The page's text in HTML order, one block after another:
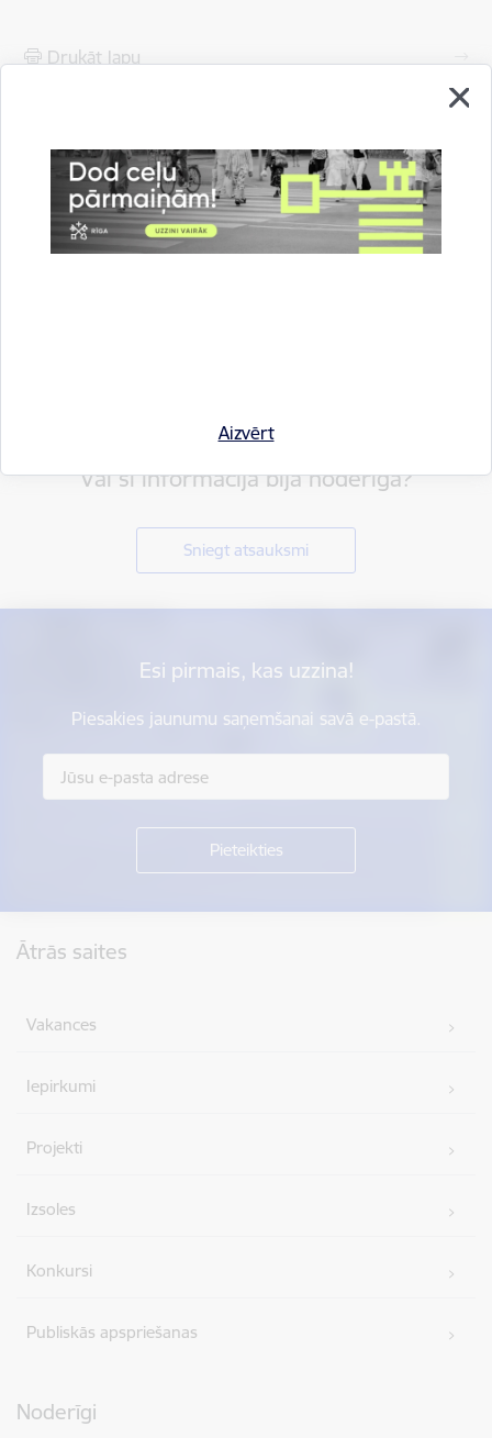
Aizvērt
Drukāt lapu
Vai šī informācija bija noderīga?
Sniegt atsauksmi
Esi pirmais, kas uzzina!
Piesakies jaunumu saņemšanai savā e-pastā.
Ātrās saites
Vakances
Iepirkumi
Projekti
Izsoles
Konkursi
Publiskās apspriešanas
Noderīgi